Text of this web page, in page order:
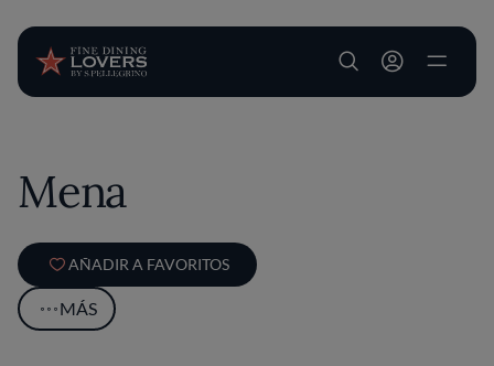
User account
Mena
AÑADIR A FAVORITOS
MÁS